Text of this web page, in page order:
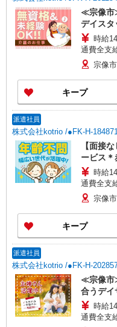
≪宗像市
デイスタ
時給
通費全支
宗像
キープ
派遣社員
株式会社kotrio /●FK-H-
【面接
ービス＊
時給
通費全支
宗像
キープ
派遣社員
株式会社kotrio /●FK-H-
≪宗像市
合うデイ
時給
通費全支